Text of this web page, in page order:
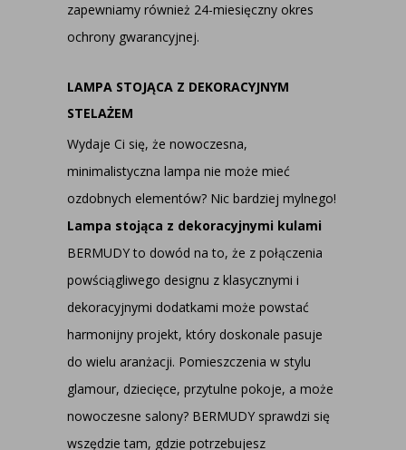
zapewniamy również 24-miesięczny okres
ochrony gwarancyjnej.
LAMPA STOJĄCA Z DEKORACYJNYM
STELAŻEM
Wydaje Ci się, że nowoczesna,
minimalistyczna lampa nie może mieć
ozdobnych elementów? Nic bardziej mylnego!
Lampa stojąca z dekoracyjnymi kulami
BERMUDY to dowód na to, że z połączenia
powściągliwego designu z klasycznymi i
dekoracyjnymi dodatkami może powstać
harmonijny projekt, który doskonale pasuje
do wielu aranżacji. Pomieszczenia w stylu
glamour, dziecięce, przytulne pokoje, a może
nowoczesne salony? BERMUDY sprawdzi się
wszędzie tam, gdzie potrzebujesz